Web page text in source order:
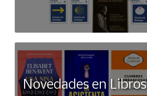
Novedades en Libros